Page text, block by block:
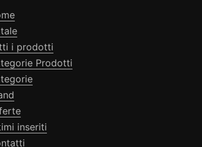
i prodotti
Prodotti
inseriti